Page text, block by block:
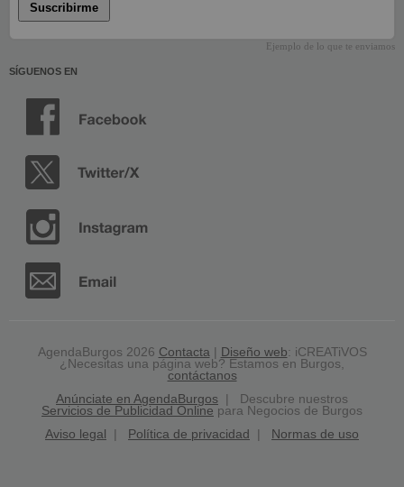
Suscribirme
Ejemplo de lo que te enviamos
SÍGUENOS EN
AgendaBurgos 2026 Contacta| Diseño web: iCREATiVOS
¿Necesitas una página web? Estamos en Burgos,
contáctanos
Anúnciate en AgendaBurgos | Descubre nuestros
Servicios de Publicidad Online para Negocios de Burgos
Aviso legal
Política de privacidad Normas de uso